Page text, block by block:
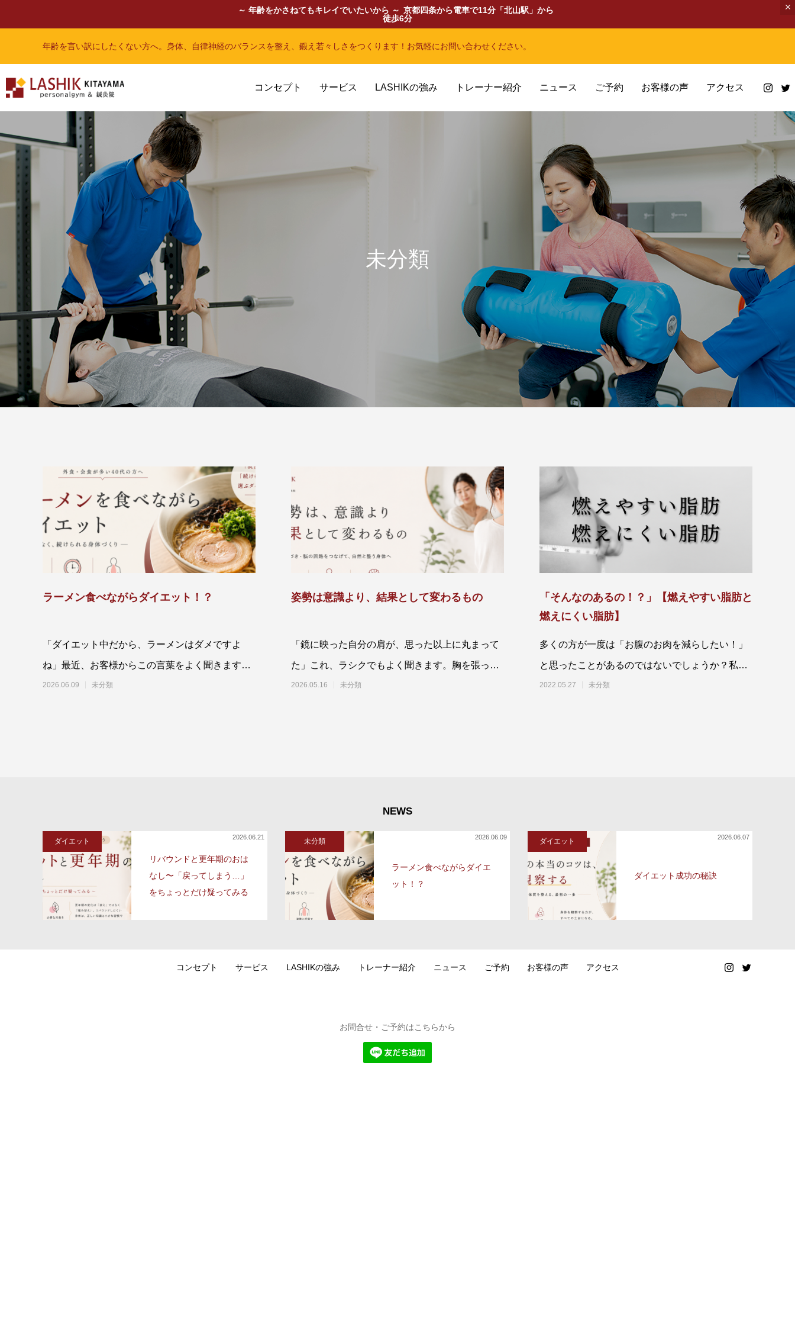
～ 年齢をかさねてもキレイでいたいから ～ 京都四条から電車で11分「北山駅」から
徒歩6分
年齢を言い訳にしたくない方へ。身体、自律神経のバランスを整え、鍛え若々しさをつくります！お気軽にお問い合わせください。
コンセプト サービス LASHIKの強み トレーナー紹介 ニュース ご予約 お客様の声 アクセス
未分類
ラーメン食べながらダイエット！？
「ダイエット中だから、ラーメンはダメですよ
ね」最近、お客様からこの言葉をよく聞きます。
40代の管理職の方、特にデスクワーク中心で外
2026.06.09 未分類
姿勢は意識より、結果として変わるもの
「鏡に映った自分の肩が、思った以上に丸まって
た」これ、ラシクでもよく聞きます。胸を張って
みても、気を抜くとすぐ元通り。「や
2026.05.16 未分類
「そんなのあるの！？」【燃えやすい脂肪と
燃えにくい脂肪】
多くの方が一度は「お腹のお肉を減らしたい！」
と思ったことがあるのではないでしょうか？私も
そこまでお肉がついているわけではないですが思
2022.05.27 未分類
NEWS
ダイエット
リバウンドと更年期のおは
なし〜「戻ってしまう…」
をちょっとだけ疑ってみる
2026.06.21 未分類
ラーメン食べながらダイエ
ット！？
2026.06.09 ダイエット
ダイエット成功の秘訣
2026.06.07
コンセプト サービス LASHIKの強み トレーナー紹介 ニュース ご予約 お客様の声 アクセス
お問合せ・ご予約はこちらから